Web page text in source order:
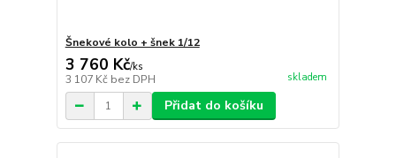
Šnekové kolo + šnek 1/12
3 760 Kč/ks
3 107 Kč bez DPH skladem
Přidat do košíku